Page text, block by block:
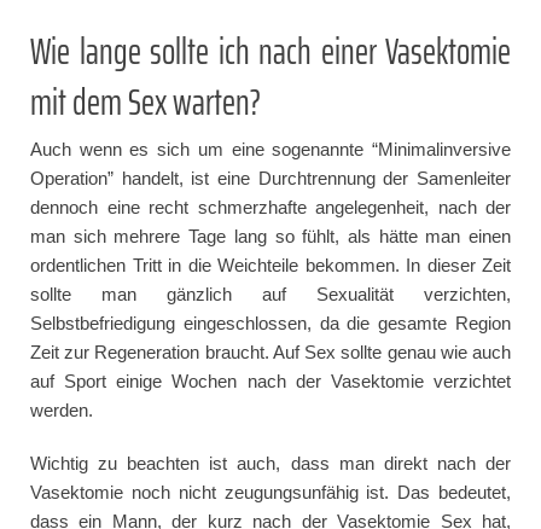
Wie lange sollte ich nach einer Vasektomie
mit dem Sex warten?
Auch wenn es sich um eine sogenannte “Minimalinversive
Operation” handelt, ist eine Durchtrennung der Samenleiter
dennoch eine recht schmerzhafte angelegenheit, nach der
man sich mehrere Tage lang so fühlt, als hätte man einen
ordentlichen Tritt in die Weichteile bekommen. In dieser Zeit
sollte man gänzlich auf Sexualität verzichten,
Selbstbefriedigung eingeschlossen, da die gesamte Region
Zeit zur Regeneration braucht. Auf Sex sollte genau wie auch
auf Sport einige Wochen nach der Vasektomie verzichtet
werden.
Wichtig zu beachten ist auch, dass man direkt nach der
Vasektomie noch nicht zeugungsunfähig ist. Das bedeutet,
dass ein Mann, der kurz nach der Vasektomie Sex hat,